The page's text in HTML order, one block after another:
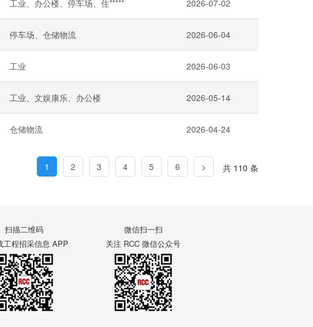
工业、办公楼、停车场、住***** 2026-07-02
停车场、仓储物流 2026-06-04
工业 2026-06-03
工业、文娱康乐、办公楼 2026-05-14
仓储物流 2026-04-24
1 2 3 4 5 6 > 共 110 条
扫描二维码
程招采信息 APP
微信扫一扫
关注 RCC 微信公众号